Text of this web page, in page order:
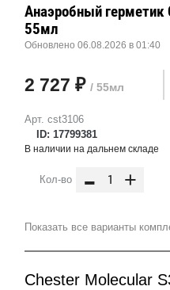
Арт. cst3106
ID: 17799381
Анаэробный герметик
55мл
Обновлено 06.08.2026 в 01:40
2 727 ₽ / 55мл
В наличии на дальнем складе
Кол-во - +
Показать все варианты
Chester Molecular